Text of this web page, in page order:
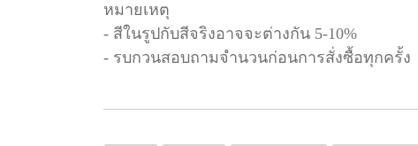
หมายเหตุ
- สีในรูปกับสีจริงอาจจะต่างกัน 5-10%
- รบกวนสอบถามจำนวนก่อนการสั่งซื้อทุกครั้ง